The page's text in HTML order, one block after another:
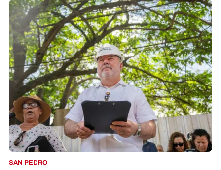
SAN PEDRO